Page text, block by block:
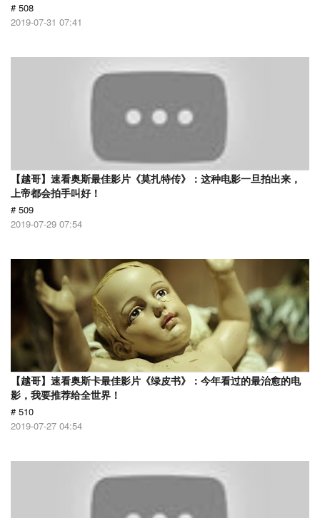
# 508
2019-07-31 07:41
【越哥】速看奥斯最佳影片《莫扎特传》：这种电影一旦拍出来，
上帝都会拍手叫好！
# 509
2019-07-29 07:54
【越哥】速看奥斯卡最佳影片《绿皮书》：今年看过的最治愈的电
影，我要推荐给全世界！
# 510
2019-07-27 04:54